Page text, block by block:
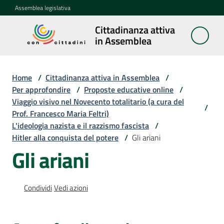
Vai al contenuto
Vai alla navigazione
Vai al footer
Assemblea legislativa
Cittadinanza attiva
in Assemblea
Cittadinanza
attiva in
Concittadini
Porte
aperte
in
Assemblea
Mostre
Home / Cittadinanza attiva in Assemblea /
Per approfondire / Proposte educative online /
Viaggio visivo nel Novecento totalitario (a cura del
Prof. Francesco Maria Feltri)
/
L'ideologia nazista e il razzismo fascista /
Hitler alla conquista del potere / Gli ariani
Gli ariani
CondividiVedi azioni